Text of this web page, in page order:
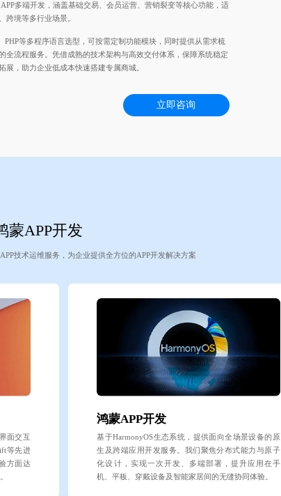
多端开发，涵盖基础交易、会员运营、营销裂变等核心功能，适
跨境等多行业场景。
PHP等多程序语言选型，可按需定制功能模块，同时提供从需求梳
全流程服务。凭借成熟的技术架构与高效交付体系，保障系统稳定
展，助力企业低成本快速搭建专属商城。
立即咨询
蒙APP开发
技术运维服务，为企业提供全方位的APP开发解决方案
面交互
等先进
方面达
鸿蒙APP开发
基于HarmonyOS生态系统，提供面向全场景设备的原
生及跨端应用开发服务。我们聚焦分布式能力与原子
化设计，实现一次开发、多端部署，提升应用在手
机、平板、穿戴设备及智能家居间的无缝协同体验。